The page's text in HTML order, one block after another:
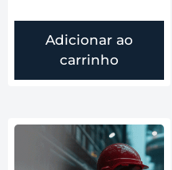
Adicionar ao
carrinho